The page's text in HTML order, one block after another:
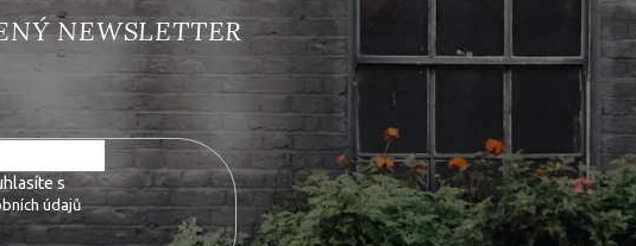
o nových produktech na našem e-shopu.
s
údajů